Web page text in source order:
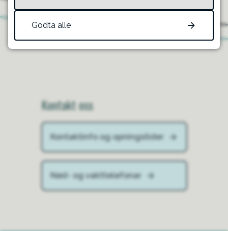
Kontakt oss
Kontaktinfo og opningstider
Nød- og vakttelefonar
Godta alle